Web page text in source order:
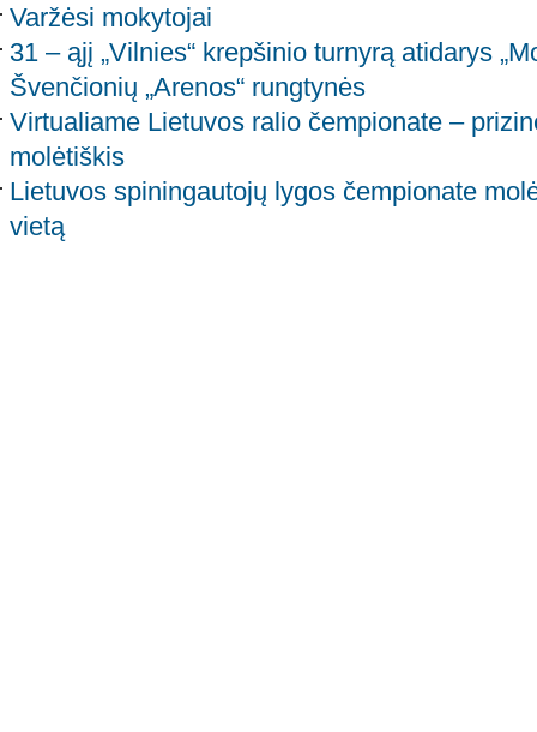
Varžėsi mokytojai
31 – ąjį „Vilnies“ krepšinio turnyrą atidarys
Švenčionių „Arenos“ rungtynės
Virtualiame Lietuvos ralio čempionate –
molėtiškis
Lietuvos spiningautojų lygos čempionate
vietą